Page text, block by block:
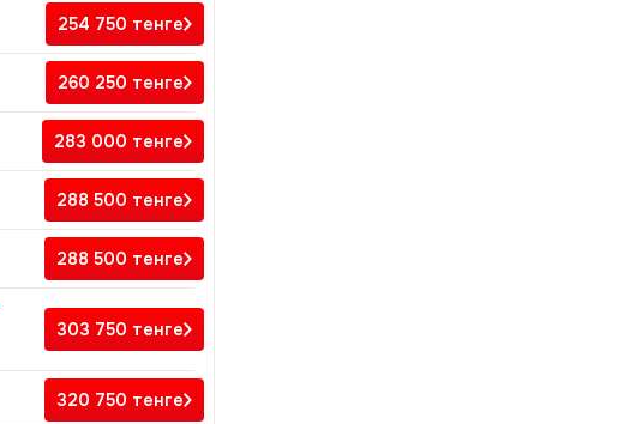
254 750 тенге
260 250 тенге
283 000 тенге
288 500 тенге
288 500 тенге
303 750 тенге
320 750 тенге